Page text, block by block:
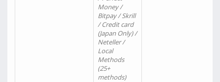
Money /
Bitpay / Skrill
/ Credit card
(Japan Only) /
Neteller /
Local
Methods
(25+
methods)